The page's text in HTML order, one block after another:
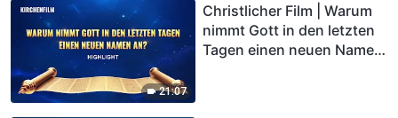
21:07
Christlicher Film | Warum
nimmt Gott in den letzten
Tagen einen neuen Namen